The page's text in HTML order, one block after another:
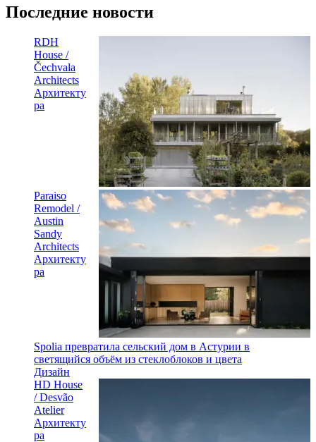
Последние новости
RDH
House /
Čechvala
Architects
Архитекту
ра
Paraiso
Remodel /
Austin
Sandy
Architects
Архитекту
ра
Spolia превратила сельский дом в Астурии в
светящийся объём из стеклоблоков и цвета
Дизайн
HD House
/ Desvão
Atelier
Архитекту
ра